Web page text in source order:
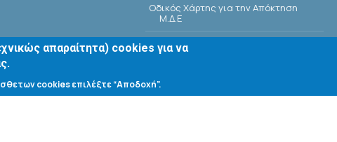
Οδικός Χάρτης για την Απόκτηση
Μ.Δ.Ε
Οδικός Χάρτης για την Απόκτηση Δ.Δ.
Αίθουσες Σεμιναρίων - Πρόγραμμα
απαραίτητα) cookies για να
cookies επιλέξτε “Αποδοχή”.